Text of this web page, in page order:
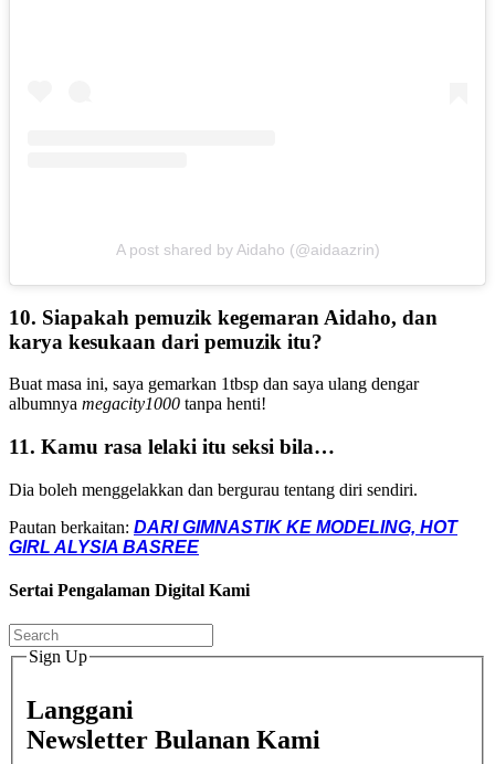
A post shared by Aidaho (@aidaazrin)
10. Siapakah pemuzik kegemaran Aidaho, dan
karya kesukaan dari pemuzik itu?
Buat masa ini, saya gemarkan 1tbsp dan saya ulang dengar
albumnya megacity1000 tanpa henti!
11. Kamu rasa lelaki itu seksi bila…
Dia boleh menggelakkan dan bergurau tentang diri sendiri.
Pautan berkaitan: DARI GIMNASTIK KE MODELING, HOT
GIRL ALYSIA BASREE
Sertai Pengalaman Digital Kami
Sign Up
Langgani
Newsletter Bulanan Kami